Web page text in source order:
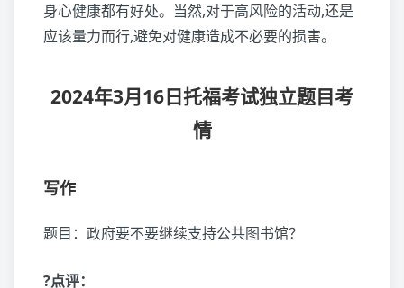
身心健康都有好处。当然,对于高风险的活动,还是
应该量力而行,避免对健康造成不必要的损害。
2024年3月16日托福考试独立题目考
情
写作
题目：政府要不要继续支持公共图书馆？
?点评：